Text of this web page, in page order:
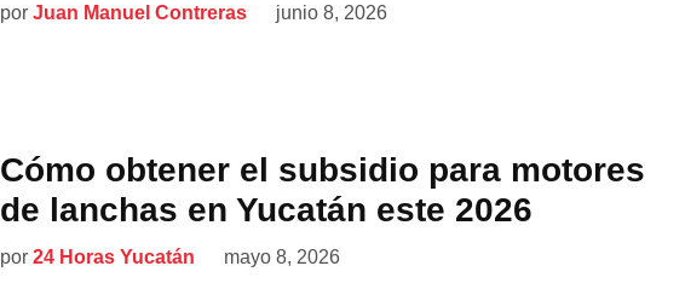
por Juan Manuel Contreras junio 8, 2026
Cómo obtener el subsidio para motores
de lanchas en Yucatán este 2026
por 24 Horas Yucatán mayo 8, 2026